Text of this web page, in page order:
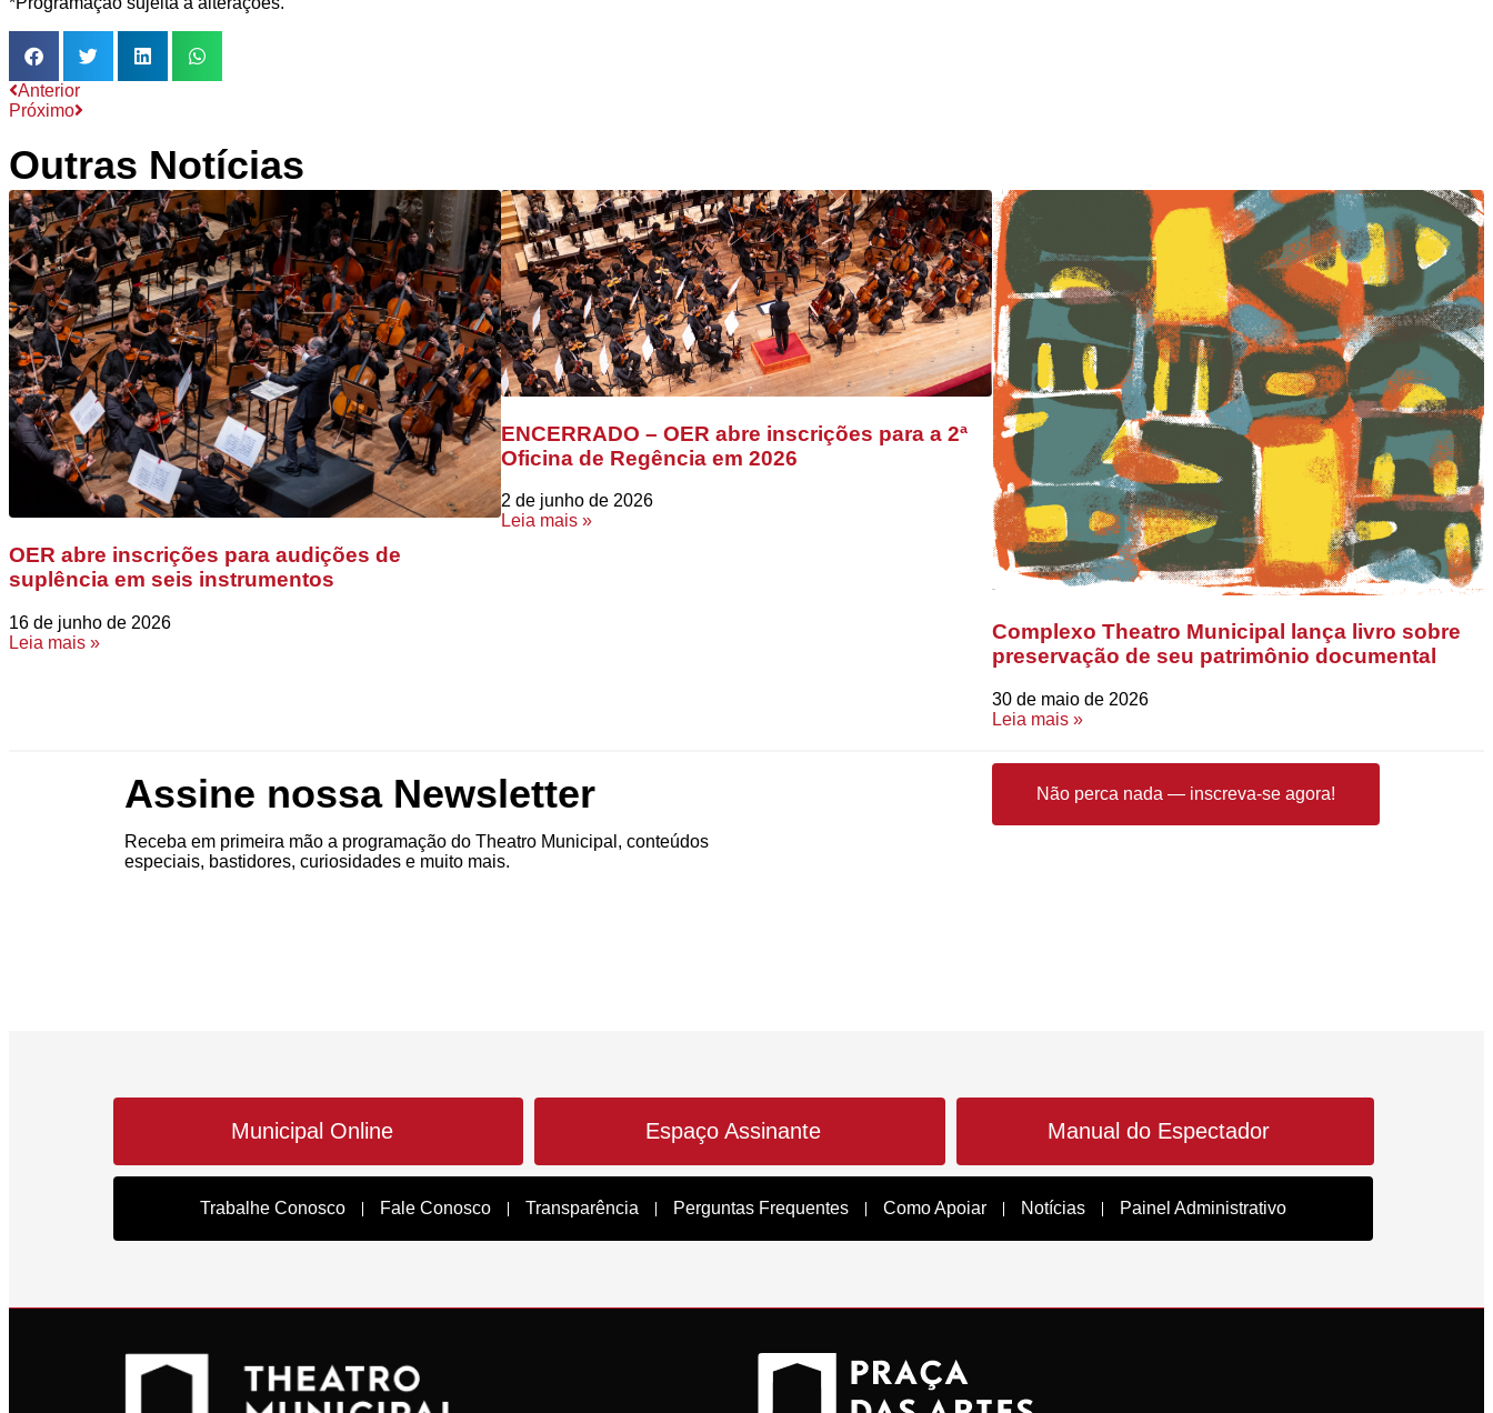
Anterior
Próximo
Outras Notícias
OER abre inscrições para audições de
suplência em seis instrumentos
16 de junho de 2026
Leia mais »
ENCERRADO – OER abre inscrições para a 2ª
Oficina de Regência em 2026
2 de junho de 2026
Leia mais »
Complexo Theatro Municipal lança livro sobre
preservação de seu patrimônio documental
30 de maio de 2026
Leia mais »
Assine nossa Newsletter
Receba em primeira mão a programação do Theatro Municipal, conteúdos
especiais, bastidores, curiosidades e muito mais.
Não perca nada — inscreva-se agora!
Municipal Online Espaço Assinante Manual do Espectador
Trabalhe Conosco Fale Conosco Transparência Perguntas Frequentes Como Apoiar Notícias Painel Administrativo